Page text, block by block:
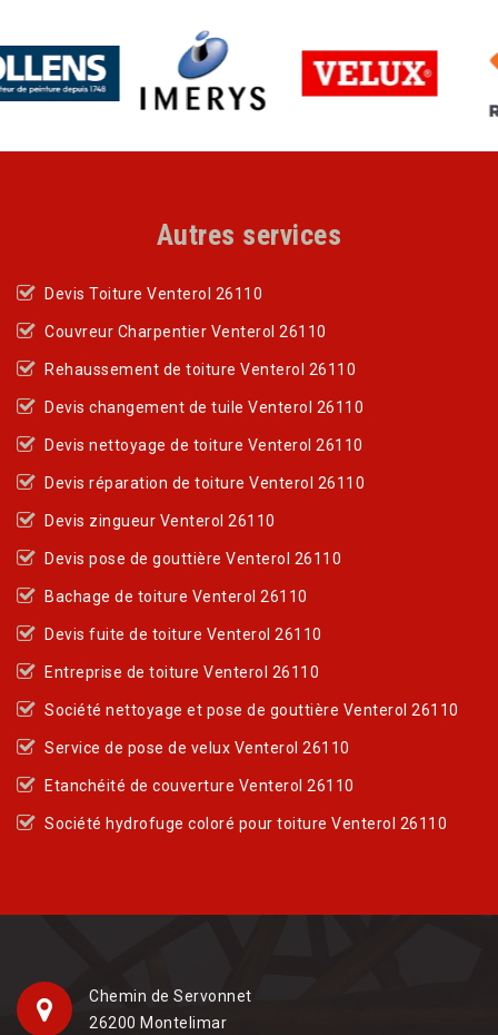
Autres services
Devis Toiture Venterol 26110
Couvreur Charpentier Venterol 26110
Rehaussement de toiture Venterol 26110
Devis changement de tuile Venterol 26110
Devis nettoyage de toiture Venterol 26110
Devis réparation de toiture Venterol 26110
Devis zingueur Venterol 26110
Devis pose de gouttière Venterol 26110
Bachage de toiture Venterol 26110
Devis fuite de toiture Venterol 26110
Entreprise de toiture Venterol 26110
Société nettoyage et pose de gouttière Venterol 26110
Service de pose de velux Venterol 26110
Etanchéité de couverture Venterol 26110
Société hydrofuge coloré pour toiture Venterol 26110
Chemin de Servonnet
26200 Montelimar